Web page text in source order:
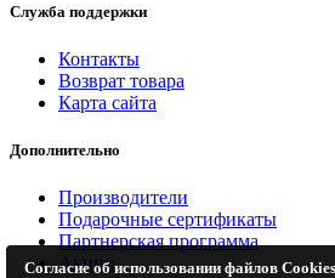
Служба поддержки
Контакты
Возврат товара
Карта сайта
Дополнительно
Производители
Подарочные сертификаты
Партнерская программа
Акции
Согласие об использовании файлов